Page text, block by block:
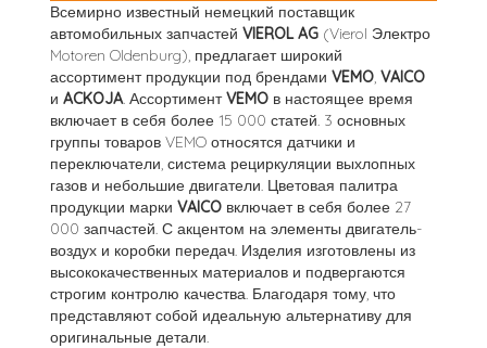
Всемирно известный немецкий поставщик
автомобильных запчастей VIEROL AG (Vierol Электро
Motoren Oldenburg), предлагает широкий
ассортимент продукции под брендами VEMO, VAICO
и ACKOJA. АссортиментVEMO в настоящее время
включает в себя более 15 000 статей. 3 основных
группы товаров VEMO относятся датчики и
переключатели, система рециркуляции выхлопных
газов и небольшие двигатели. Цветовая палитра
продукции марки VAICO включает в себя более 27
000 запчастей. С акцентом на элементы двигатель-
воздух и коробки передач. Изделия изготовлены из
высококачественных материалов и подвергаются
строгим контролю качества. Благодаря тому, что
представляют собой идеальную альтернативу для
оригинальные детали.